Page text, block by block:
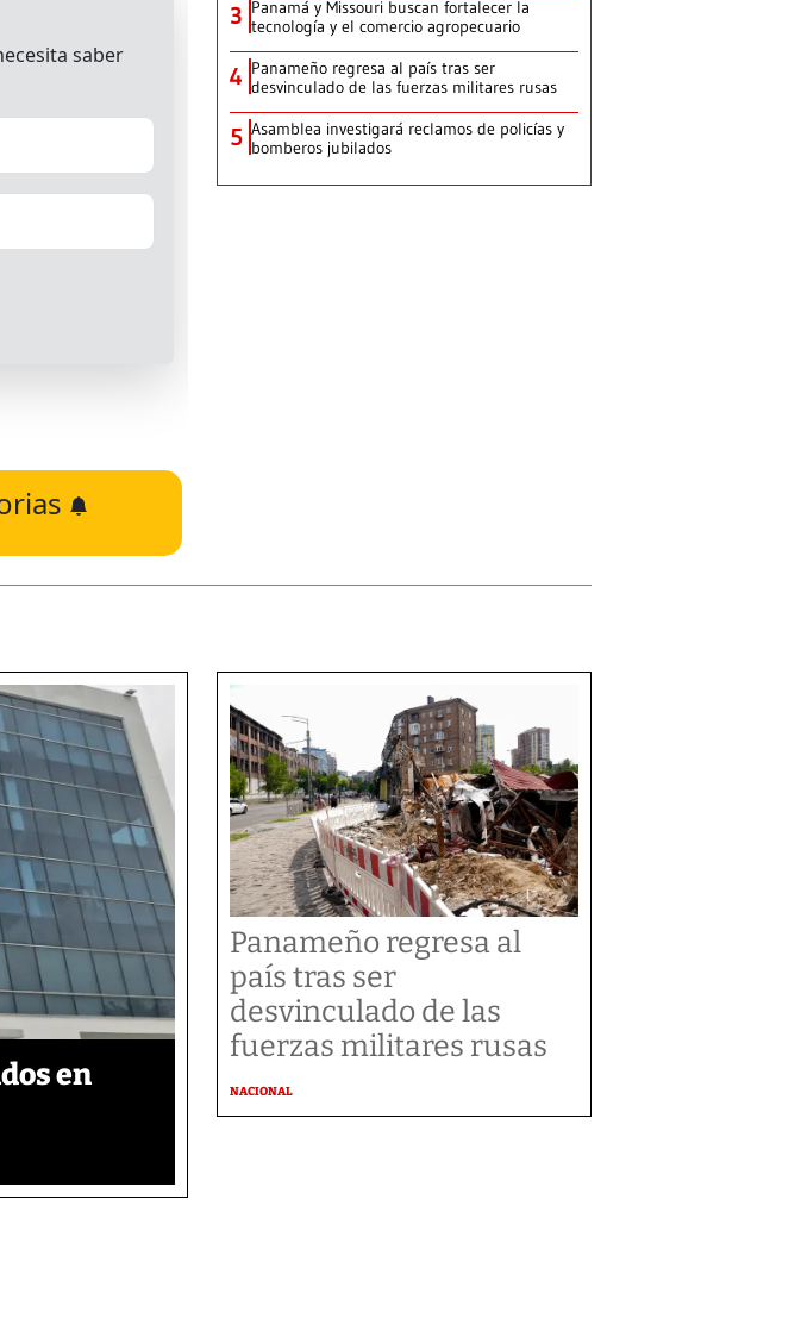
3 Panamá y Missouri buscan fortalecer la
tecnología y el comercio agropecuario
4 Panameño regresa al país tras ser
desvinculado de las fuerzas militares rusas
5 Asamblea investigará reclamos de policías y
bomberos jubilados
en
Panameño regresa al
país tras ser
desvinculado de las
fuerzas militares rusas
NACIONAL